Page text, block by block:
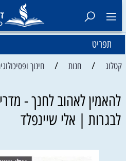
תפריט
קטלוג / חנות / חינוך
להאמין לאהוב לחנך -
לבגרות | אלי שיינפלד